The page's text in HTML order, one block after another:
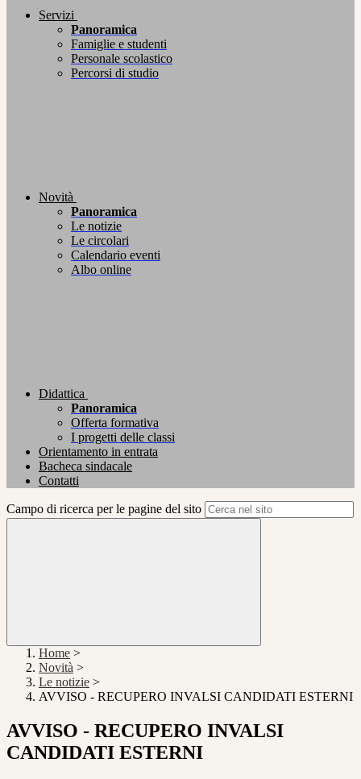
Servizi
Panoramica
Famiglie e studenti
Personale scolastico
Percorsi di studio
Novità
Panoramica
Le notizie
Le circolari
Calendario eventi
Albo online
Didattica
Panoramica
Offerta formativa
I progetti delle classi
Orientamento in entrata
Bacheca sindacale
Contatti
Campo di ricerca per le pagine del sito
Home >
Novità >
Le notizie >
AVVISO - RECUPERO INVALSI CANDIDATI ESTERNI
AVVISO - RECUPERO INVALSI
CANDIDATI ESTERNI